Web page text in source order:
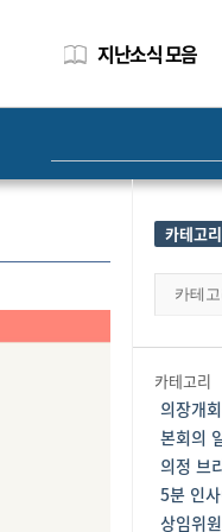
지난소식 모음
카테고리
카
리
카테고리
의장개
본회의
의정 브
5분 인
상임위